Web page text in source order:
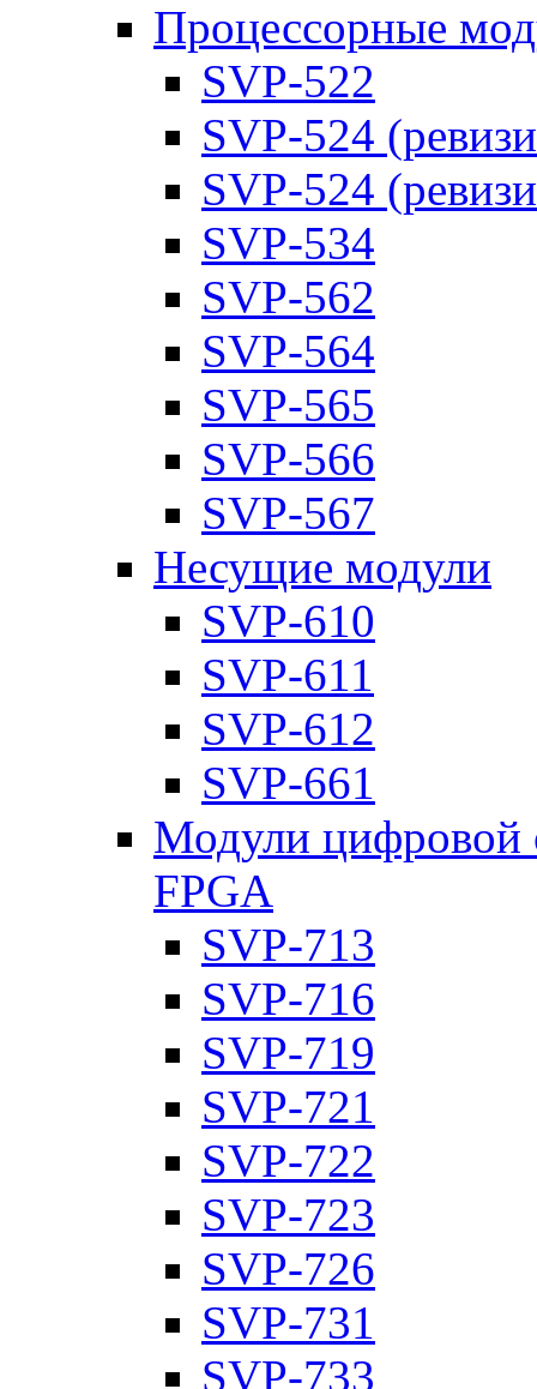
Процессорные
SVP-522
SVP-524
SVP-524
SVP-534
SVP-562
SVP-564
SVP-565
SVP-566
SVP-567
Несущие модули
SVP-610
SVP-611
SVP-612
SVP-661
Модули цифровой
FPGA
SVP-713
SVP-716
SVP-719
SVP-721
SVP-722
SVP-723
SVP-726
SVP-731
SVP-733